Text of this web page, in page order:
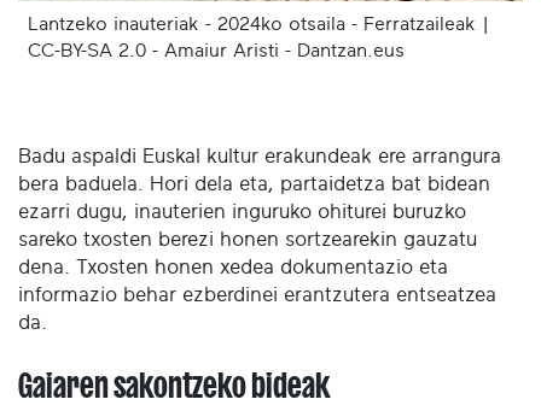
Lantzeko inauteriak - 2024ko otsaila - Ferratzaileak |
CC-BY-SA 2.0 - Amaiur Aristi - Dantzan.eus
Badu aspaldi Euskal kultur erakundeak ere arrangura
bera baduela. Hori dela eta, partaidetza bat bidean
ezarri dugu, inauterien inguruko ohiturei buruzko
sareko txosten berezi honen sortzearekin gauzatu
dena. Txosten honen xedea dokumentazio eta
informazio behar ezberdinei erantzutera entseatzea
da.
Gaiaren sakontzeko bideak